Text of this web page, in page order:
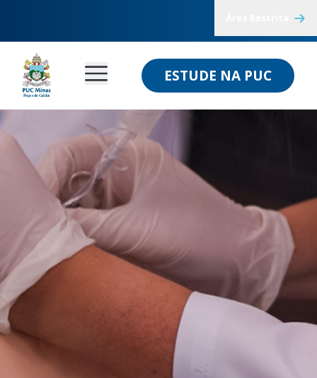
ESTUDE NA PUC